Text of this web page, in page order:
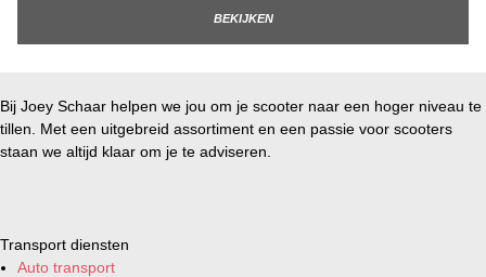
BEKIJKEN
Bij Joey Schaar helpen we jou om je scooter naar een hoger niveau te
tillen. Met een uitgebreid assortiment en een passie voor scooters
staan we altijd klaar om je te adviseren.
Transport diensten
Auto transport